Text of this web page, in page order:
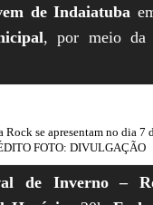
de Indaiatuba
, por meio da
Rock se apresentam no dia 7
FOTO: DIVULGAÇÃO
de Inverno –